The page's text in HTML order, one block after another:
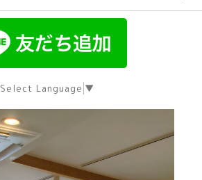
Select Language ▼